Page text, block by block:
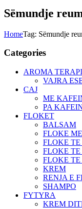
Sëmundje
HomeTag: Sëmundje
Categories
AROMA TERAPI
VAJRA
CAJ
ME
PA
FLOKET
BALSAM
FLOKE
FLOKE
FLOKE TE
FLOKE TE
KREM
RENJA E
SHAMPO
FYTYRA
KREM